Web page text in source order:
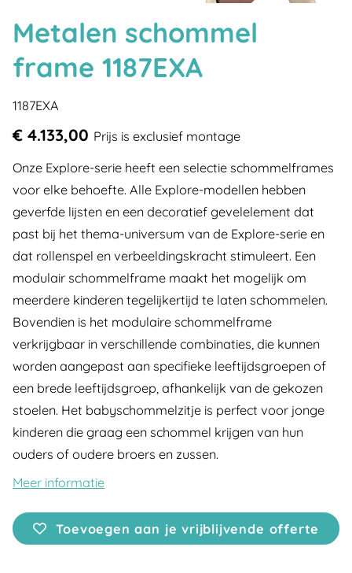
Metalen schommel
frame 1187EXA
1187EXA
€ 4.133,00 Prijs is exclusief montage
Onze Explore-serie heeft een selectie schommelframes
voor elke behoefte. Alle Explore-modellen hebben
geverfde lijsten en een decoratief gevelelement dat
past bij het thema-universum van de Explore-serie en
dat rollenspel en verbeeldingskracht stimuleert. Een
modulair schommelframe maakt het mogelijk om
meerdere kinderen tegelijkertijd te laten schommelen.
Bovendien is het modulaire schommelframe
verkrijgbaar in verschillende combinaties, die kunnen
worden aangepast aan specifieke leeftijdsgroepen of
een brede leeftijdsgroep, afhankelijk van de gekozen
stoelen. Het babyschommelzitje is perfect voor jonge
kinderen die graag een schommel krijgen van hun
ouders of oudere broers en zussen.
Meer informatie
Toevoegen aan je vrijblijvende offerte